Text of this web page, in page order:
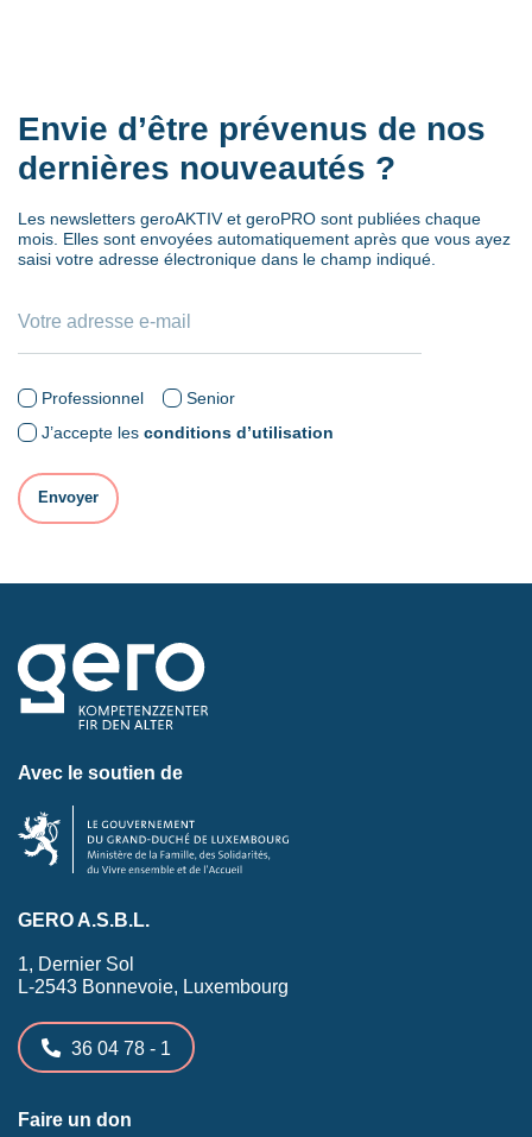
Envie d’être prévenus de nos
dernières nouveautés ?
Les newsletters geroAKTIV et geroPRO sont publiées chaque
mois. Elles sont envoyées automatiquement après que vous ayez
saisi votre adresse électronique dans le champ indiqué.
Professionnel
Senior
J’accepte les conditions d’utilisation
Avec le soutien de
GERO A.S.B.L.
1, Dernier Sol
L-2543 Bonnevoie, Luxembourg
36 04 78 - 1
Faire un don